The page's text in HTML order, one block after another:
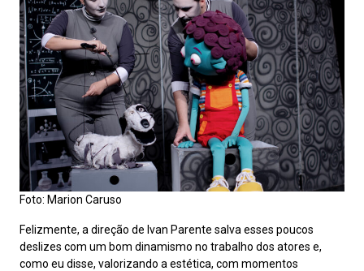
Foto: Marion Caruso
Felizmente, a direção de Ivan Parente salva esses poucos
deslizes com um bom dinamismo no trabalho dos atores e,
como eu disse, valorizando a estética, com momentos